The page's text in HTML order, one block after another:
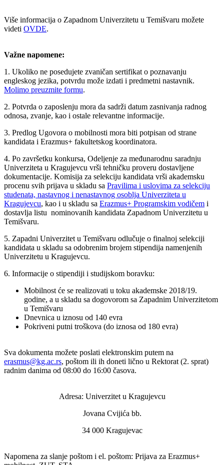
Više informacija o Zapadnom Univerzitetu u Temišvaru možete
videti OVDE.
Važne napomene:
1. Ukoliko ne posedujete zvaničan sertifikat o poznavanju
engleskog jezika, potvrdu može izdati i predmetni nastavnik.
Molimo preuzmite formu.
2. Potvrda o zaposlenju mora da sadrži datum zasnivanja radnog
odnosa, zvanje, kao i ostale relevantne informacije.
3. Predlog Ugovora o mobilnosti mora biti potpisan od strane
kandidata i Erazmus+ fakultetskog koordinatora.
4. Po završetku konkursa, Odeljenje za međunarodnu saradnju
Univerziteta u Kragujevcu vrši tehničku proveru dostavljene
dokumentacije. Komisija za selekciju kandidata vrši akademsku
procenu svih prijava u skladu sa Pravilima i uslovima za selekciju
studenata, nastavnog i nenastavnog osoblja Univerziteta u
Kragujevcu, kao i u skladu sa Erazmus+ Programskim vodičem i
dostavlja listu nominovanih kandidata Zapadnom Univerzitetu u
Temišvaru.
5. Zapadni Univerzitet u Temišvaru odlučuje o finalnoj selekciji
kandidata u skladu sa odobrenim brojem stipendija namenjenih
Univerzitetu u Kragujevcu.
6. Informacije o stipendiji i studijskom boravku:
Mobilnost će se realizovati u toku akademske 2018/19.
godine, a u skladu sa dogovorom sa Zapadnim Univerzitetom
u Temišvaru
Dnevnica u iznosu od 140 evra
Pokriveni putni troškova (do iznosa od 180 evra)
Sva dokumenta možete poslati elektronskim putem na
erasmus@kg.ac.rs, poštom ili ih doneti lično u Rektorat (2. sprat)
radnim danima od 08:00 do 16:00 časova.
Adresa: Univerzitet u Kragujevcu
Jovana Cvijića bb.
34 000 Kragujevac
Napomena za slanje poštom i el. poštom: Prijava za Erazmus+